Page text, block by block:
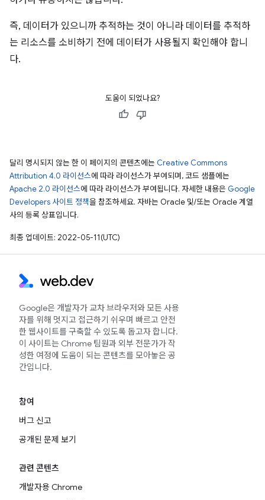
즉, 데이터가 있으니까 추적하는 것이 아니라 데이터를 추적하
는 리소스를 소비하기 전에 데이터가 사용될지 확인해야 합니
다.
도움이 되었나요?
달리 명시되지 않는 한 이 페이지의 콘텐츠에는 Creative Commons
Attribution 4.0 라이선스에 따라 라이선스가 부여되며, 코드 샘플에는
Apache 2.0 라이선스에 따라 라이선스가 부여됩니다. 자세한 내용은 Google
Developers 사이트 정책을 참조하세요. 자바는 Oracle 및/또는 Oracle 계열
사의 등록 상표입니다.
최종 업데이트: 2022-05-11(UTC)
Google은 개발자가 교차 브라우저와 모든 사용
자를 위해 멋지고 접근하기 쉬우며 빠르고 안전
한 웹사이트를 구축할 수 있도록 돕고자 합니다.
이 사이트는 Chrome 팀원과 외부 전문가가 작
성한 여정에 도움이 되는 콘텐츠를 모아놓은 공
간입니다.
참여
버그 신고
공개된 문제 보기
관련 콘텐츠
개발자용 Chrome